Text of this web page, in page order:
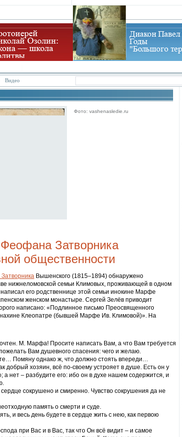
Видео
Фото: vashenasledie.ru
Затворника
общественности
Вышенского (1815–1894) обнаружено
нижнеломовской семьи Климовых, проживающей в одном
его родственнице этой семьи инокине Марфе
женском монастыре. Сергей Зелёв приводит
написано: «Подлинное письмо Преосвященного
Клеопатре (бывшей Марфе Ив. Климовой)». На
М. Марфа! Просите написать Вам, а что Вам требуется
Вам душевного спасения: чего и желаю.
Помяну однако ж, что должно стоять впереди…
добрый хозяин, всё по-своему устрояет в душе. Есть он у
а нет – разбудите его: ибо он в духе нашем содержится, и
сокрушено и смиренно. Чувство сокрушения да не
память о смерти и суде.
и весь день будете в сердце жить с нею, как первою
при Вас и в Вас, так что Он всё видит – и самое